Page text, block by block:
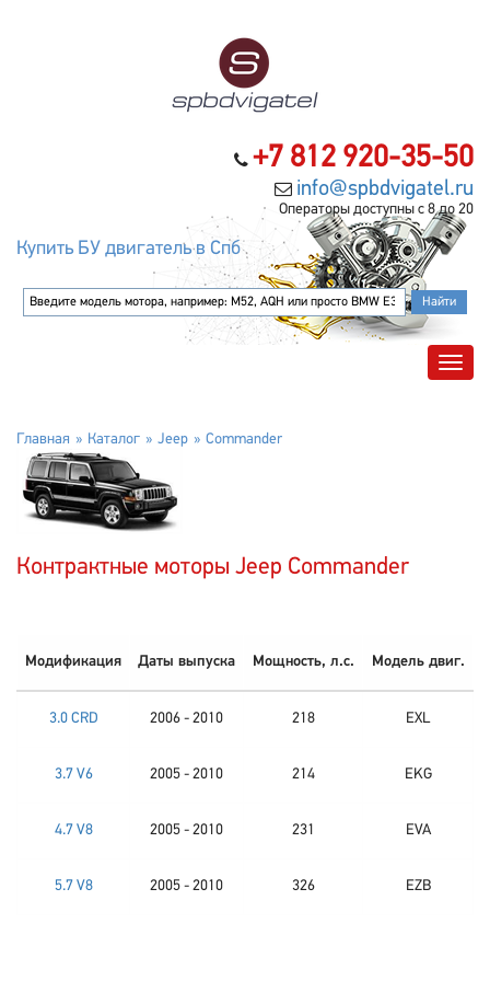
+7 812 920-35-50
info@spbdvigatel.ru
Операторы доступны с 8 до 20
Купить БУ двигатель в Спб
Главная Каталог Jeep Commander
Контрактные моторы Jeep Commander
Модификация Даты выпуска Мощность, л.с. Модель двиг.
3.0 CRD 2006 - 2010 218 EXL
3.7 V6 2005 - 2010 214 EKG
4.7 V8 2005 - 2010 231 EVA
5.7 V8 2005 - 2010 326 EZB